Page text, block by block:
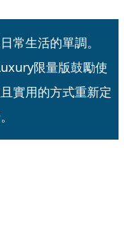
常生活的單調。
限量版鼓勵使
實用的方式重新定